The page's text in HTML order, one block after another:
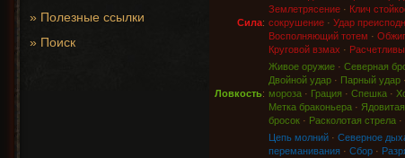
» Полезные ссылки
» Поиск
Сила:
Землетрясение· Клич
сокрушение· Удар
Восполняющий тотем ·
Круговой взмах ·
Ловкость:
Живое оружие· Северная
Двойной удар· Парный удар·
мороза· Грация · Спешка·
Метка браконьера·
бросок· Расколотая стрела·
Цепь молний· Северное
переманивания· Сбор·